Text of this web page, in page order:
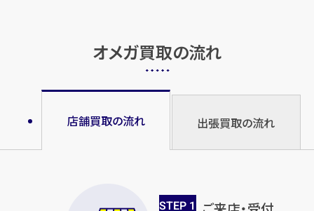
オメガ買取の流れ
店舗買取の流れ 出張買取の流れ
STEP 1